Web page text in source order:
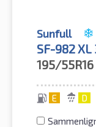
Sunfull
SF-982 XL
195/55R16
E D